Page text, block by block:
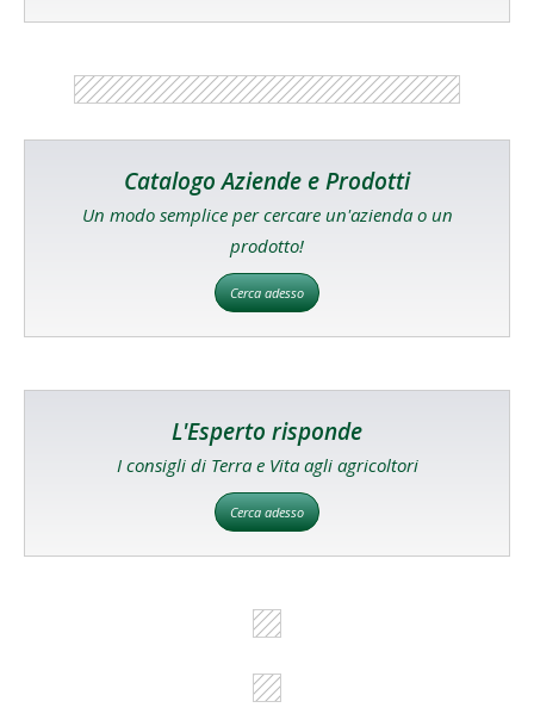
Catalogo Aziende e Prodotti
Un modo semplice per cercare un'azienda o un
prodotto!
Cerca adesso
L'Esperto risponde
I consigli di Terra e Vita agli agricoltori
Cerca adesso